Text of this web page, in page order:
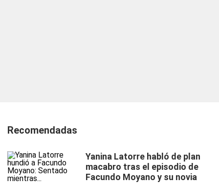
Recomendadas
Yanina Latorre habló de plan
macabro tras el episodio de
Facundo Moyano y su novia